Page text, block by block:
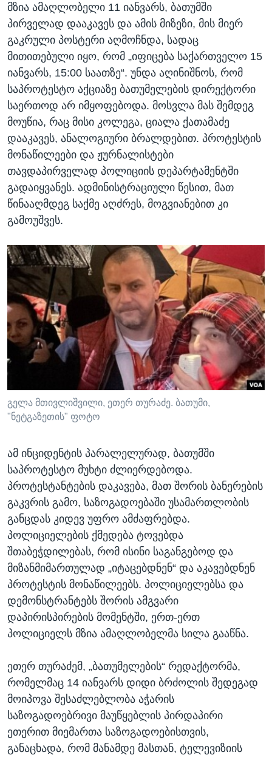
მზია ამაღლობელი 11 იანვარს, ბათუმში
პირველად დააკავეს და ამის მიზეზი, მის მიერ
გაკრული პოსტერი აღმოჩნდა, სადაც
მითითებული იყო, რომ „იფიცება საქართველო 15
იანვარს, 15:00 საათზე“. უნდა აღინიშნოს, რომ
საპროტესტო აქციაზე ბათუმელების დირექტორი
საერთოდ არ იმყოფებოდა. მოსვლა მას შემდეგ
მოუწია, რაც მისი კოლეგა, ციალა ქათამაძე
დააკავეს, ანალოგიური ბრალდებით. პროტესტის
მონაწილეები და ჟურნალისტები
თავდაპირველად პოლიციის დეპარტამენტში
გადაიყვანეს. ადმინისტრაციული წესით, მათ
წინააღმდეგ საქმე აღძრეს, მოგვიანებით კი
გამოუშვეს.
გელა მთივლიშვილი, ეთერ თურაძე. ბათუმი,
"ნეტგაზეთის" ფოტო
ამ ინციდენტის პარალელურად, ბათუმში
საპროტესტო მუხტი ძლიერდებოდა.
პროტესტანტების დაკავება, მათ შორის ბანერების
გაკვრის გამო, საზოგადოებაში უსამართლობის
განცდას კიდევ უფრო ამძაფრებდა.
პოლიციელების ქმედება ტოვებდა
შთაბეჭდილებას, რომ ისინი საგანგებოდ და
მიზანმიმართულად „იტაცებდნენ“ და აკავებდნენ
პროტესტის მონაწილეებს. პოლიციელებსა და
დემონსტრანტებს შორის ამგვარი
დაპირისპირების მომენტში, ერთ-ერთ
პოლიციელს მზია ამაღლობელმა სილა გააწნა.
ეთერ თურაძემ, „ბათუმელების“ რედაქტორმა,
რომელმაც 14 იანვარს დიდი ბრძოლის შედეგად
მოიპოვა შესაძლებლობა აჭარის
საზოგადოებრივი მაუწყებლის პირდაპირი
ეთერით მიემართა საზოგადოებისთვის,
განაცხადა, რომ მანამდე მასთან, ტელევიზიის